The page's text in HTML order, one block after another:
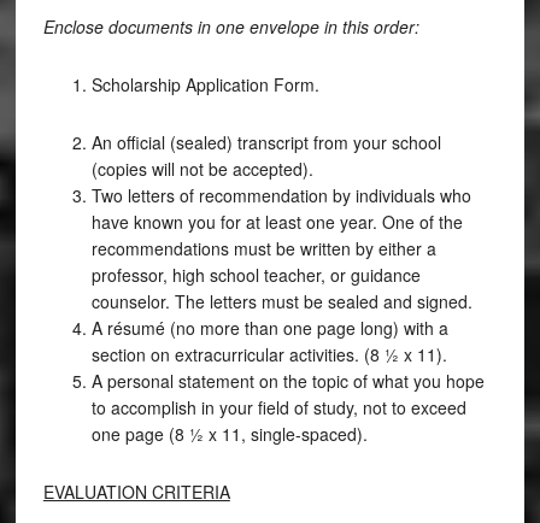
Enclose documents in one envelope in this order:
Scholarship Application Form.
An official (sealed) transcript from your school
(copies will not be accepted).
Two letters of recommendation by individuals who
have known you for at least one year. One of the
recommendations must be written by either a
professor, high school teacher, or guidance
counselor. The letters must be sealed and signed.
A résumé (no more than one page long) with a
section on extracurricular activities. (8 ½ x 11).
A personal statement on the topic of what you hope
to accomplish in your field of study, not to exceed
one page (8 ½ x 11, single-spaced).
EVALUATION CRITERIA